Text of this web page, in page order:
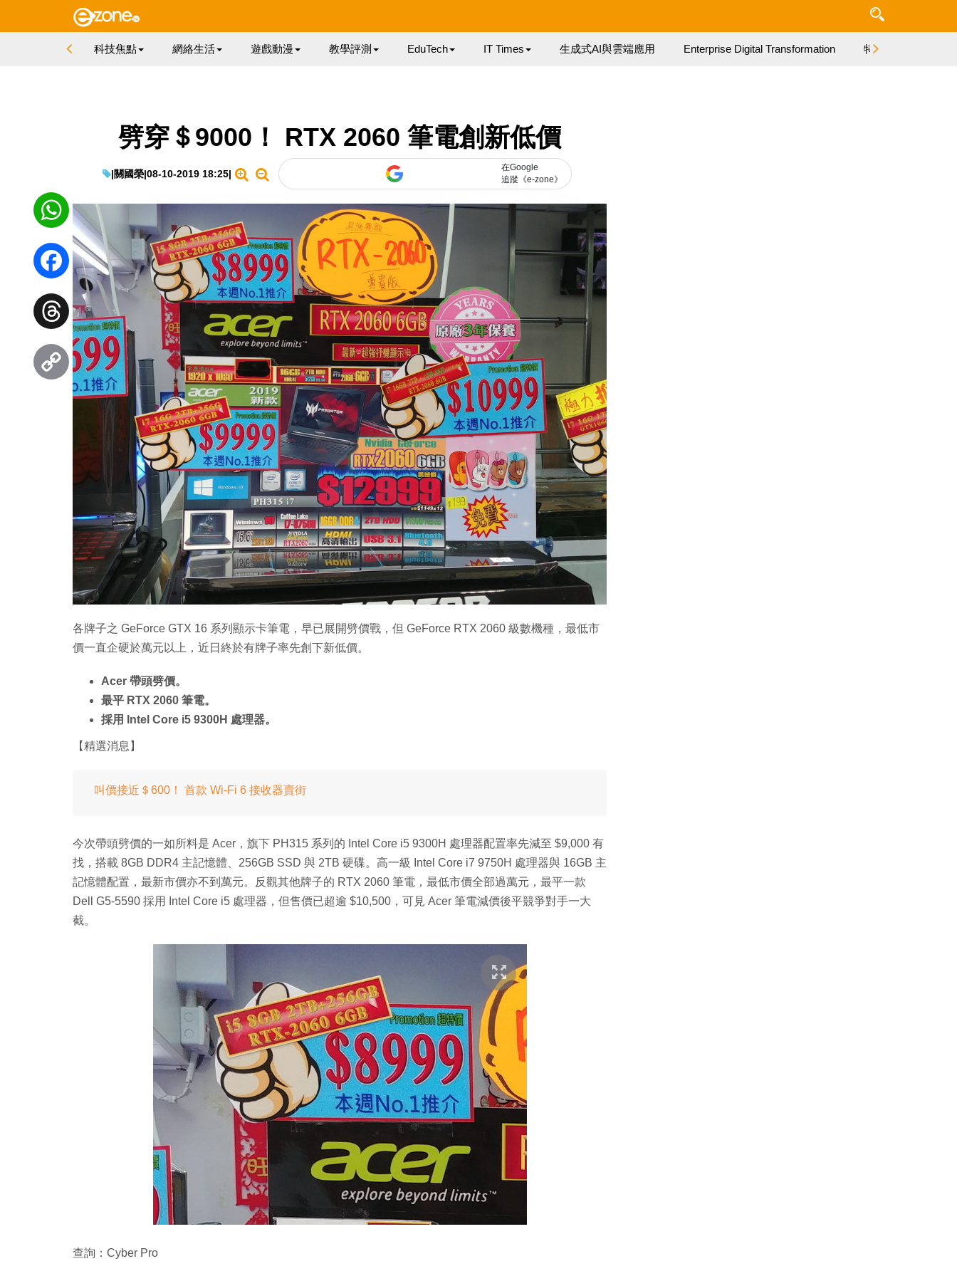
科技焦點 網絡生活 遊戲動漫 教學評測 EduTech IT Times 生成式AI與雲端應用 Enterprise Digital Transformation 特集
劈穿＄9000！ RTX 2060 筆電創新低價
|關國榮|08-10-2019 18:25|
在Google
追蹤《e-zone》
各牌子之 GeForce GTX 16 系列顯示卡筆電，早已展開劈價戰，但 GeForce RTX 2060 級數機種，最低市
價一直企硬於萬元以上，近日終於有牌子率先創下新低價。
Acer 帶頭劈價。
最平 RTX 2060 筆電。
採用 Intel Core i5 9300H 處理器。
【精選消息】
叫價接近＄600！ 首款 Wi-Fi 6 接收器賣街
今次帶頭劈價的一如所料是 Acer，旗下 PH315 系列的 Intel Core i5 9300H 處理器配置率先減至 $9,000 有
找，搭載 8GB DDR4 主記憶體、256GB SSD 與 2TB 硬碟。高一級 Intel Core i7 9750H 處理器與 16GB 主
記憶體配置，最新市價亦不到萬元。反觀其他牌子的 RTX 2060 筆電，最低市價全部過萬元，最平一款
Dell G5-5590 採用 Intel Core i5 處理器，但售價已超逾 $10,500，可見 Acer 筆電減價後平競爭對手一大
截。
查詢：Cyber Pro
WhatsApp
Facebook
Threads
Copy